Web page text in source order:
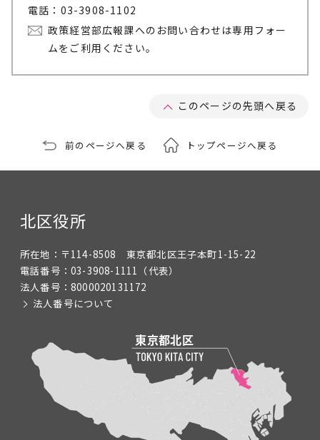
電話：03-3908-1102
政策経営部広報課へのお問い合わせは専用フォー
ムをご利用ください。
このページの先頭へ戻る
前のページへ戻る トップページへ戻る
北区役所
所在地： 〒114-8508 東京都北区王子本町1-15-22
電話番号： 03-3908-1111 （代表）
法人番号： 8000020131172
法人番号について